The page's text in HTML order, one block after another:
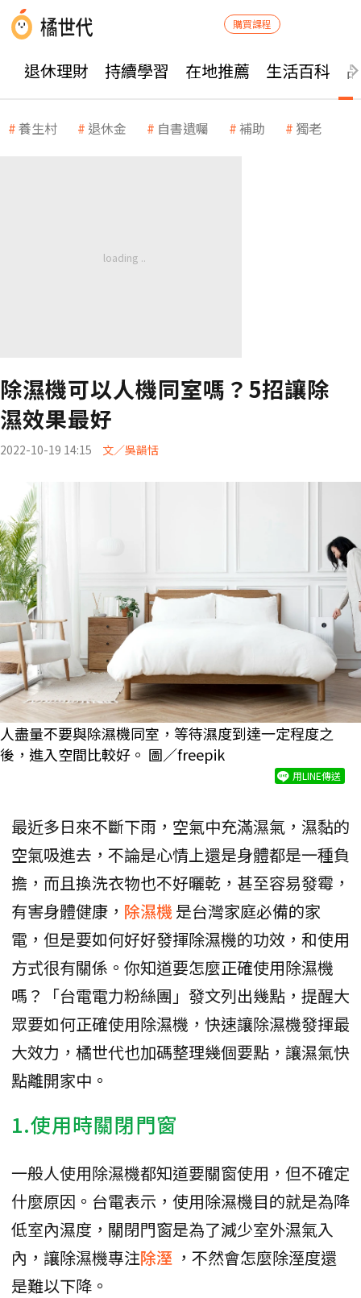
購買課程
退休理財 持續學習 在地推薦 生活百科
養生村 退休金 自書遺囑 補助 獨老
除濕機可以人機同室嗎？5招讓除
濕效果最好
2022-10-19 14:15 文／吳韻恬
人盡量不要與除濕機同室，等待濕度到達一定程度之
後，進入空間比較好。 圖／freepik
用LINE傳送
最近多日來不斷下雨，空氣中充滿濕氣，濕黏的
空氣吸進去，不論是心情上還是身體都是一種負
擔，而且換洗衣物也不好曬乾，甚至容易發霉，
有害身體健康， 除濕機是台灣家庭必備的家
電，但是要如何好好發揮除濕機的功效，和使用
方式很有關係。你知道要怎麼正確使用除濕機
嗎？「台電電力粉絲團」發文列出幾點，提醒大
眾要如何正確使用除濕機，快速讓除濕機發揮最
大效力，橘世代也加碼整理幾個要點，讓濕氣快
點離開家中。
1.使用時關閉門窗
一般人使用除濕機都知道要關窗使用，但不確定
什麼原因。台電表示，使用除濕機目的就是為降
低室內濕度，關閉門窗是為了減少室外濕氣入
內，讓除濕機專注除溼 ，不然會怎麼除溼度還
是難以下降。